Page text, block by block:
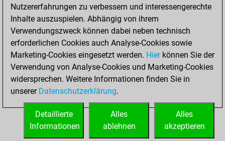
Bauer setzt Matt
0
Erstickte Matts
Unterverwandlungen
Türme auf der siebten
0
STARTSEITE
Nutzererfahrungen zu verbessern und interessengerechte
Inhalte auszuspielen. Abhängig von ihrem
Verwendungszweck können dabei neben technisch
erforderlichen Cookies auch Analyse-Cookies sowie
Marketing-Cookies eingesetzt werden. Hierkönnen Sie der
Verwendung von Analyse-Cookies und Marketing-Cookies
widersprechen. Weitere Informationen finden Sie in
unserer Datenschutzerklärung.
Alles
akzeptieren
Alles
ablehnen
Detaillierte
Informationen